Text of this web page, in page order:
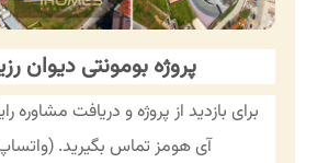
پروژه بومونتی دیوان
برای بازدید از پروژه و دریافت مشاوره
آی هومز تماس بگیرید. (واتساپ